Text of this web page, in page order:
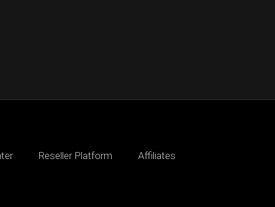
Reseller Platform Affiliates